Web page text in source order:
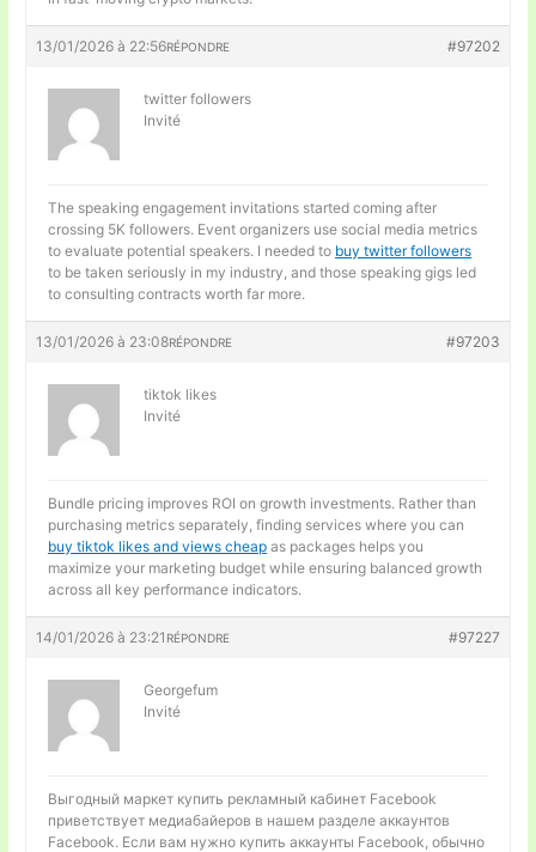
13/01/2026 à 22:56 #97202
RÉPONDRE
twitter followers
Invité
The speaking engagement invitations started coming after
crossing 5K followers. Event organizers use social media metrics
to evaluate potential speakers. I needed to buy twitter followers
to be taken seriously in my industry, and those speaking gigs led
to consulting contracts worth far more.
13/01/2026 à 23:08 #97203
RÉPONDRE
tiktok likes
Invité
Bundle pricing improves ROI on growth investments. Rather than
purchasing metrics separately, finding services where you can
buy tiktok likes and views cheap as packages helps you
maximize your marketing budget while ensuring balanced growth
across all key performance indicators.
14/01/2026 à 23:21 #97227
RÉPONDRE
Georgefum
Invité
Выгодный маркет купить рекламный кабинет Facebook
приветствует медиабайеров в нашем разделе аккаунтов
Facebook. Если вам нужно купить аккаунты Facebook, обычно